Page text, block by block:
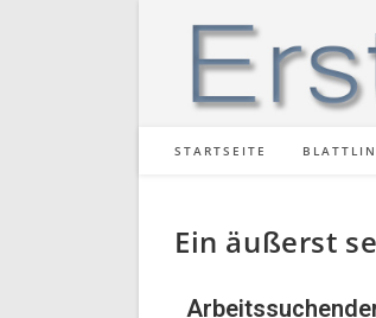
STARTSEITE
Ein äußerst